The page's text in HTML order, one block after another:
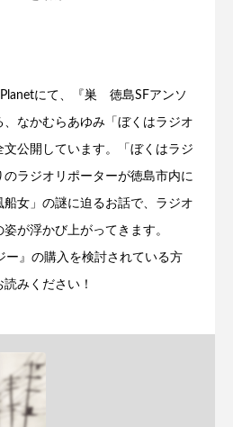
にて、『巣 徳島SFアンソ
、なかむらあゆみ「ぼくはラジオ
文公開しています。「ぼくはラジ
ラジオリポーターが徳島市内に
女」の謎に迫るお話で、ラジオ
が浮かび上がってきます。
ー』の購入を検討されている方
みください！